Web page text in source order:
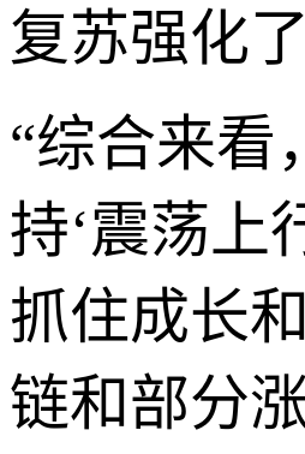
复苏强化
“综合来看
持‘震荡上
抓住成长
链和部分